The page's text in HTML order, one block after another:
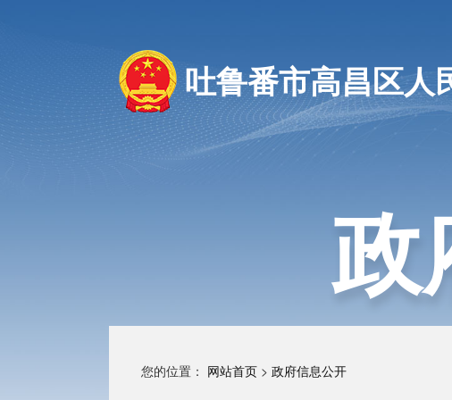
吐鲁番市高昌区人
政
您的位置： 网站首页 > 政府信息公开